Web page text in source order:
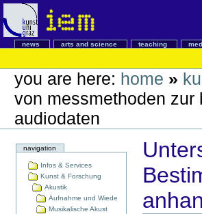
news arts and science teaching
you are here: home »
von messmethoden
audiodaten
navigation
Infos & Services
Kunst & Forschung
Akustik
Aufnahme und Wiede
Musikalische Akust